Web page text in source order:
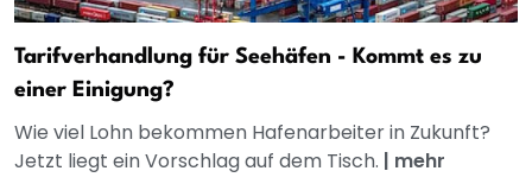
Tarifverhandlung für Seehäfen - Kommt es zu
einer Einigung?
Wie viel Lohn bekommen Hafenarbeiter in Zukunft?
Jetzt liegt ein Vorschlag auf dem Tisch. | mehr